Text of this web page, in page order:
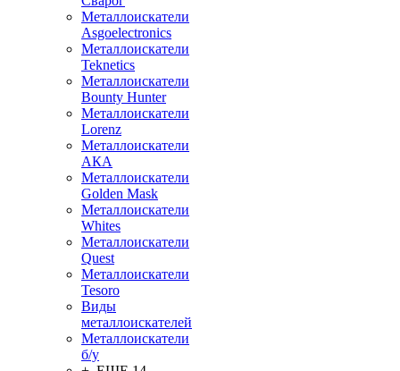
Металлоискатели
Asgoelectronics
Металлоискатели
Teknetics
Металлоискатели
Bounty Hunter
Металлоискатели
Lorenz
Металлоискатели
АКА
Металлоискатели
Golden Mask
Металлоискатели
Whites
Металлоискатели
Quest
Металлоискатели
Tesoro
Виды
металлоискателей
Металлоискатели
б/у